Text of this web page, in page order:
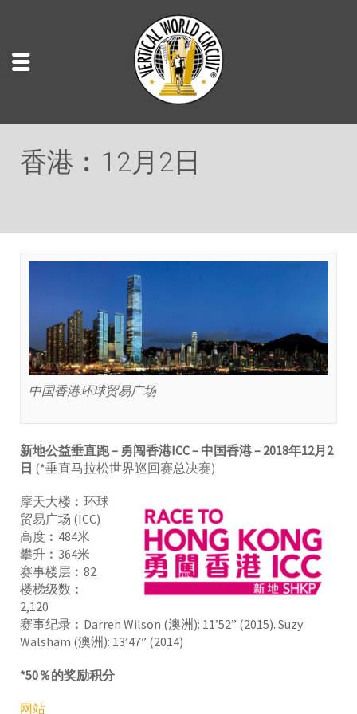
香港︰12月2日
中国香港环球贸易广场
新地公益垂直跑 – 勇闯香港ICC – 中国香港 – 2018年12月2
日 (*垂直马拉松世界巡回赛总决赛)
摩天大楼︰环球
贸易广场 (ICC)
高度︰484米
攀升︰364米
赛事楼层︰82
楼梯级数︰
2,120
赛事纪录︰Darren Wilson (澳洲): 11’52” (2015). Suzy
Walsham (澳洲): 13’47” (2014)
*50％的奖励积分
网站